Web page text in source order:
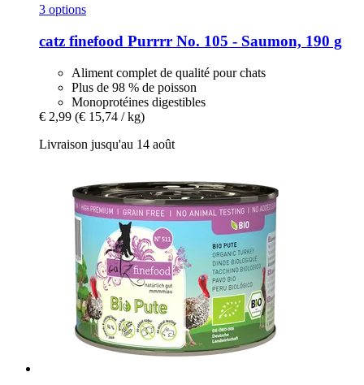
3 options
catz finefood Purrrr No. 105 -​ Saumon, 190 g
Aliment complet de qualité pour chats
Plus de 98 % de poisson
Monoprotéines digestibles
€ 2,99 (€ 15,74 / kg)
Livraison jusqu'au 14 août